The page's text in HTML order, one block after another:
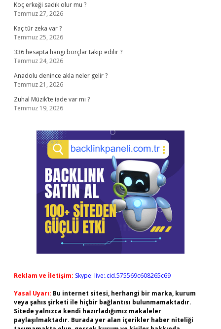
Koç erkeği sadık olur mu ?
Temmuz 27, 2026
Kaç tür zeka var ?
Temmuz 25, 2026
336 hesapta hangi borçlar takip edilir ?
Temmuz 24, 2026
Anadolu denince akla neler gelir ?
Temmuz 21, 2026
Zuhal Müzik’te iade var mı ?
Temmuz 19, 2026
Reklam ve İletişim: Skype: live:.cid.575569c608265c69
Yasal Uyarı: Bu internet sitesi, herhangi bir marka, kurum
veya şahıs şirketi ile hiçbir bağlantısı bulunmamaktadır.
Sitede yalnızca kendi hazırladığımız makaleler
paylaşılmaktadır. Burada yer alan içerikler haber niteliği